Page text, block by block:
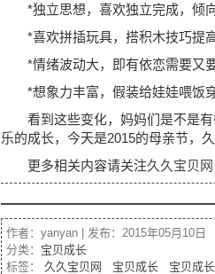
*独立思想，喜欢独立完成，倾
*喜欢拼插玩具，搭积木技巧提
*情绪波动大，即有依恋需要又
*想象力丰富，假装给娃娃喂饭
看到这些变化，妈妈们是不是
乐的成长，今天是2015的母亲节，
更多相关内容请关注久久宝贝网
作者：yanyan | 发布：2015年05月10日
分类： 宝贝成长
标签： 久久宝贝网 宝贝成长
宝贝成